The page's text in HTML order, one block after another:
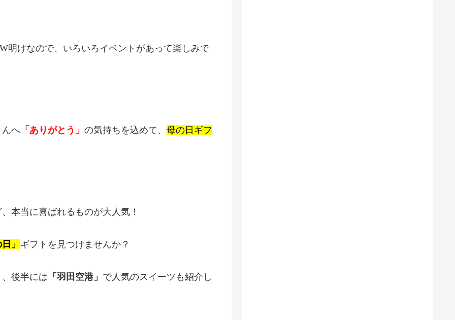
明けなので、いろいろイベントがあって楽しみで
んへ 「ありがとう」 の気持ちを込めて、 母の日ギフ
本当に喜ばれるものが大人気！
」 ギフトを見つけませんか？
後半には 「羽田空港」 で人気のスイーツも紹介し